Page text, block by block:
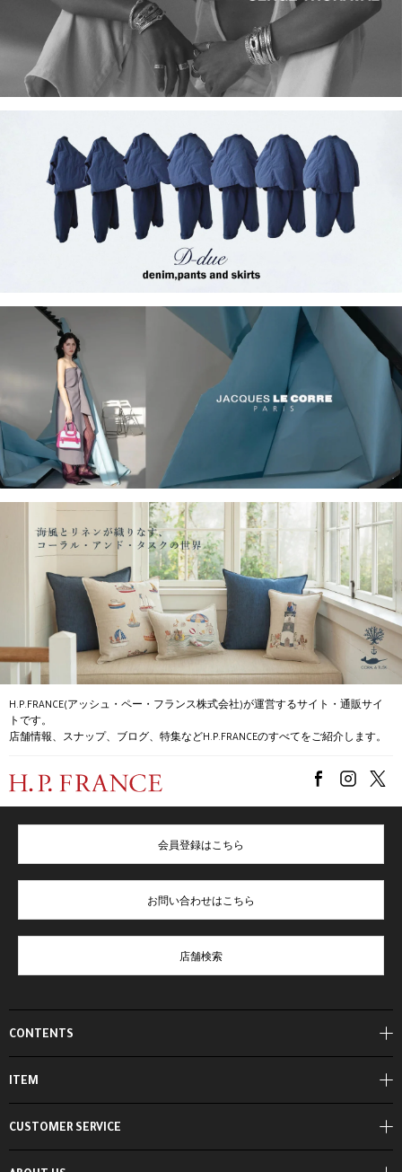
H.P.FRANCE(アッシュ・ペー・フランス株式会社)が運営するサイト・通販サイ
トです。
店舗情報、スナップ、ブログ、特集などH.P.FRANCEのすべてをご紹介します。
CONTENTS
ITEM
会員登録はこちら
お問い合わせはこちら
店舗検索
CUSTOMER SERVICE